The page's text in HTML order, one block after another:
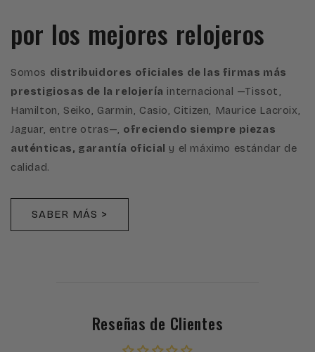
por los mejores relojeros
Somos distribuidores oficiales de las firmas más
prestigiosas de la relojería internacional —Tissot,
Hamilton, Seiko, Garmin, Casio, Citizen, Maurice Lacroix,
Jaguar, entre otras—, ofreciendo siempre piezas
auténticas, garantía oficial y el máximo estándar de
calidad.
SABER MÁS >
Reseñas de Clientes